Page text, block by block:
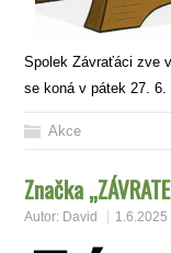
Spolek Závraťáci zve
se koná v pátek 27. 6.
Akce
Značka
Autor: David 1.6.2025